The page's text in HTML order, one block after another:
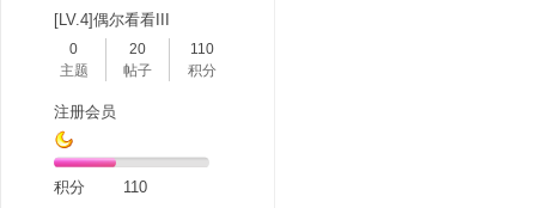
[LV.4]偶尔看看III
0
主题
20
帖子
110
积分
注册会员
积分 110